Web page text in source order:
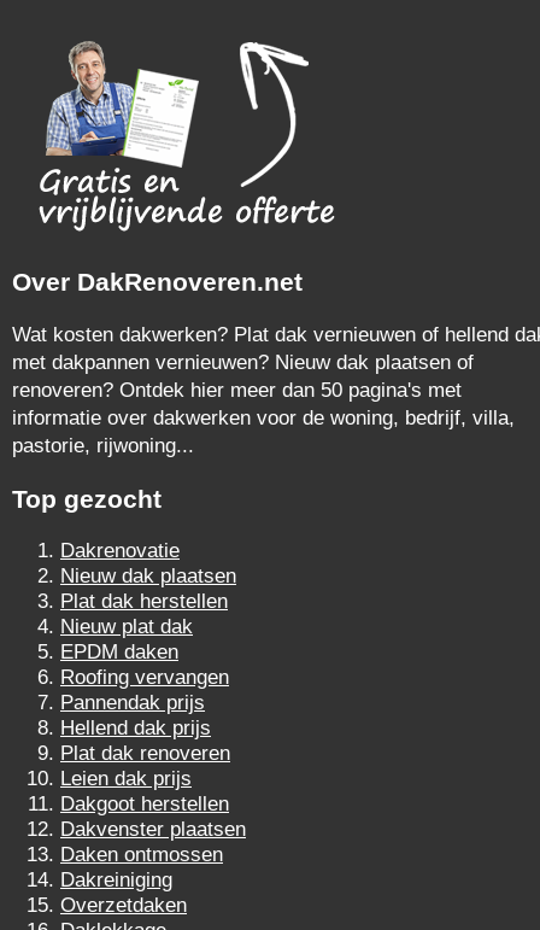
Over DakRenoveren.net
Wat kosten dakwerken? Plat dak vernieuwen of hellend
met dakpannen vernieuwen? Nieuw dak plaatsen of
renoveren? Ontdek hier meer dan 50 pagina's met
informatie over dakwerken voor de woning, bedrijf, villa,
pastorie, rijwoning...
Top gezocht
Dakrenovatie
Nieuw dak plaatsen
Plat dak herstellen
Nieuw plat dak
EPDM daken
Roofing vervangen
Pannendak prijs
Hellend dak prijs
Plat dak renoveren
Leien dak prijs
Dakgoot herstellen
Dakvenster plaatsen
Daken ontmossen
Dakreiniging
Overzetdaken